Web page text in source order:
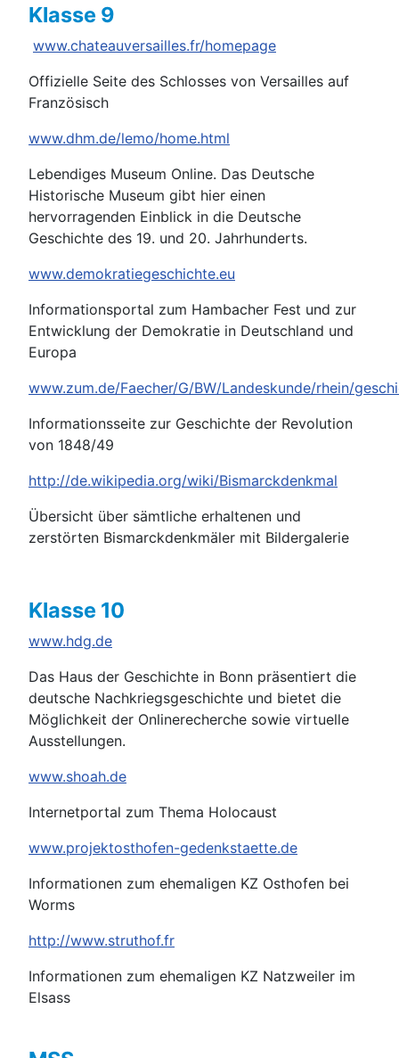
Klasse 9
www.chateauversailles.fr/homepage
Offizielle Seite des Schlosses von Versailles auf
Französisch
www.dhm.de/lemo/home.html
Lebendiges Museum Online. Das Deutsche
Historische Museum gibt hier einen
hervorragenden Einblick in die Deutsche
Geschichte des 19. und 20. Jahrhunderts.
www.demokratiegeschichte.eu
Informationsportal zum Hambacher Fest und zur
Entwicklung der Demokratie in Deutschland und
Europa
www.zum.de/Faecher/G/BW/Landeskunde/rhein/
Informationsseite zur Geschichte der Revolution
von 1848/49
http://de.wikipedia.org/wiki/Bismarckdenkmal
Übersicht über sämtliche erhaltenen und
zerstörten Bismarckdenkmäler mit Bildergalerie
Klasse 10
www.hdg.de
Das Haus der Geschichte in Bonn präsentiert die
deutsche Nachkriegsgeschichte und bietet die
Möglichkeit der Onlinerecherche sowie virtuelle
Ausstellungen.
www.shoah.de
Internetportal zum Thema Holocaust
www.projektosthofen-gedenkstaette.de
Informationen zum ehemaligen KZ Osthofen bei
Worms
http://www.struthof.fr
Informationen zum ehemaligen KZ Natzweiler im
Elsass